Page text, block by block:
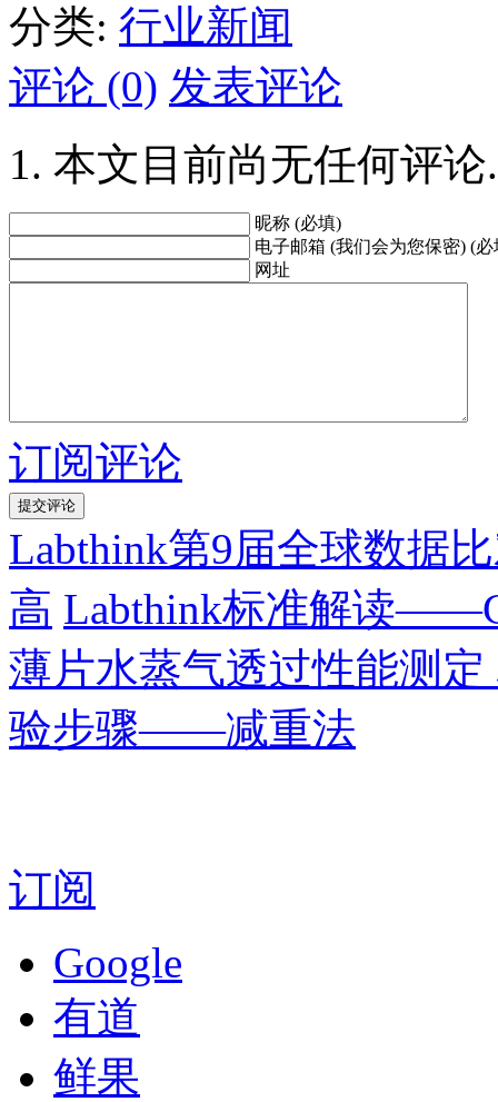
分类: 行业新闻
评论 (0) 发表评论
本文目前尚无任何评论.
昵称 (必填)
电子邮箱 (我们会为您保密) (必
网址
订阅评论
Labthink第9届全球数据
高 Labthink标准解读
薄片水蒸气透过性能测
验步骤——减重法
订阅
Google
有道
鲜果